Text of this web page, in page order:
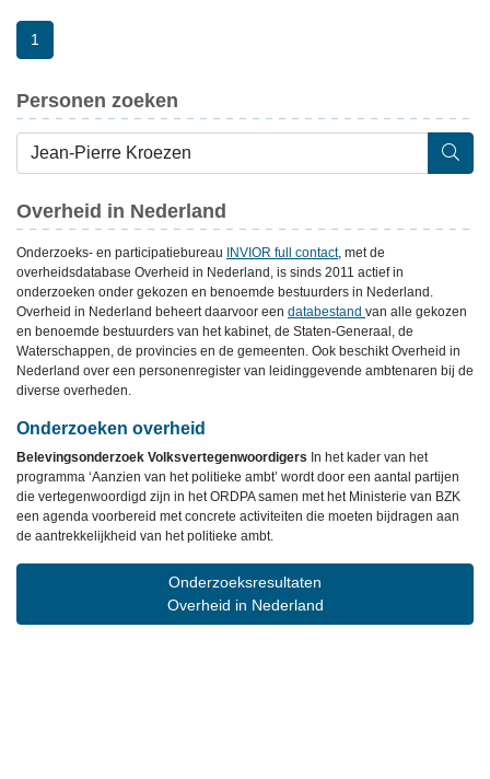
1
Personen zoeken
Overheid in Nederland
Onderzoeks- en participatiebureau INVIOR full contact, met de
overheidsdatabase Overheid in Nederland, is sinds 2011 actief in
onderzoeken onder gekozen en benoemde bestuurders in Nederland.
Overheid in Nederland beheert daarvoor een databestand van alle gekozen
en benoemde bestuurders van het kabinet, de Staten-Generaal, de
Waterschappen, de provincies en de gemeenten. Ook beschikt Overheid in
Nederland over een personenregister van leidinggevende ambtenaren bij de
diverse overheden.
Onderzoeken overheid
Belevingsonderzoek Volksvertegenwoordigers In het kader van het
programma ‘Aanzien van het politieke ambt’ wordt door een aantal partijen
die vertegenwoordigd zijn in het ORDPA samen met het Ministerie van BZK
een agenda voorbereid met concrete activiteiten die moeten bijdragen aan
de aantrekkelijkheid van het politieke ambt.
Onderzoeksresultaten
Overheid in Nederland